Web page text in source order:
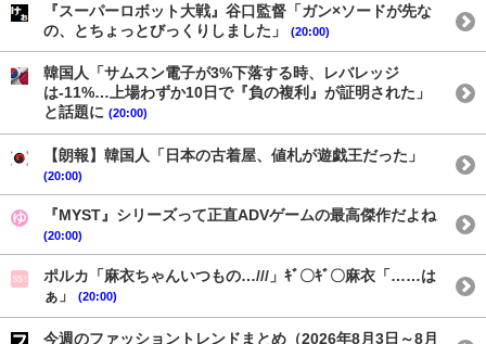
『スーパーロボット大戦』谷口監督「ガン×ソードが先な
の、とちょっとびっくりしました」
(20:00)
韓国人「サムスン電子が3%下落する時、レバレッジ
は-11%…上場わずか10日で『負の複利』が証明された」
と話題に (20:00)
【朗報】韓国人「日本の古着屋、値札が遊戯王だった」
(20:00)
『MYST』シリーズって正直ADVゲームの最高傑作だよね
(20:00)
ポルカ「麻衣ちゃんいつもの…///」ｷﾞ〇ｷﾞ〇麻衣「……は
ぁ」
(20:00)
今週のファッショントレンドまとめ（2026年8月3日～8月